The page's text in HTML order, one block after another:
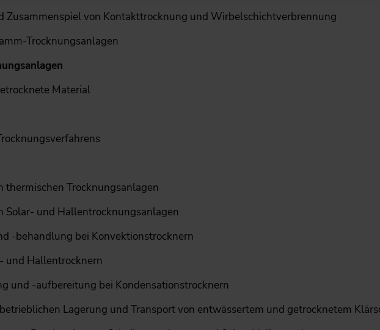
Zusammenspiel von Kontakttrocknung und Wirbelschichtverbrennung
Trocknungsanlagen
Material
Trocknungsanlagen
Solar- und Hallentrocknungsanlagen
-behandlung bei Konvektionstrocknern
und Hallentrocknern
und -aufbereitung bei Kondensationstrocknern
Lagerung und Transport von entwässertem und getrocknetem